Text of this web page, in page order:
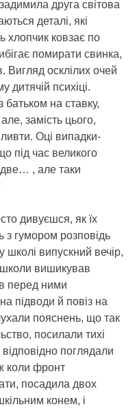
друга світова
деталі, які
хлопчик ковзає по
помирати свинка,
Вигляд осклілих очей
дитячій психіці.
на ставку,
замість цього,
Оці випадки-
під час великого
, але таки
дивуєшся, як їх
з гумором розповідь
випускний вечір,
школи вишикував
перед ними
підводи й повіз на
пояснень, що так
посилали тихі
поглядали
коли фронт
посадила двох
конем, і